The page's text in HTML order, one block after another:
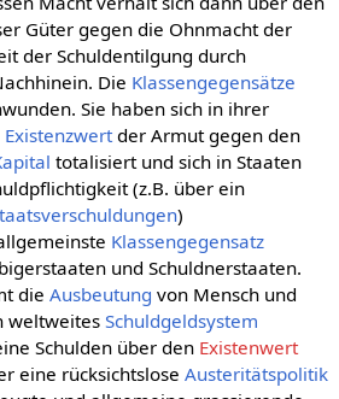
Güter gegen die Ohnmacht der
der Schuldentilgung durch
Die Klassengegensätze
Sie haben sich in ihrer
Existenzwertder Armut gegen den
totalisiert und sich in Staaten
(z.B. über ein
)
Klassengegensatz
und Schuldnerstaaten.
die Ausbeutung von Mensch und
weltweitesSchuldgeldsystem
Schulden über den Existenwert
eine rücksichtslose Austeritätspolitik